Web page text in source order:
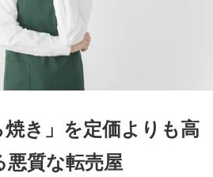
き」を定価よりも高
質な転売屋